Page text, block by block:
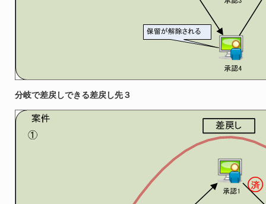
分岐で差戻しできる差戻し先３